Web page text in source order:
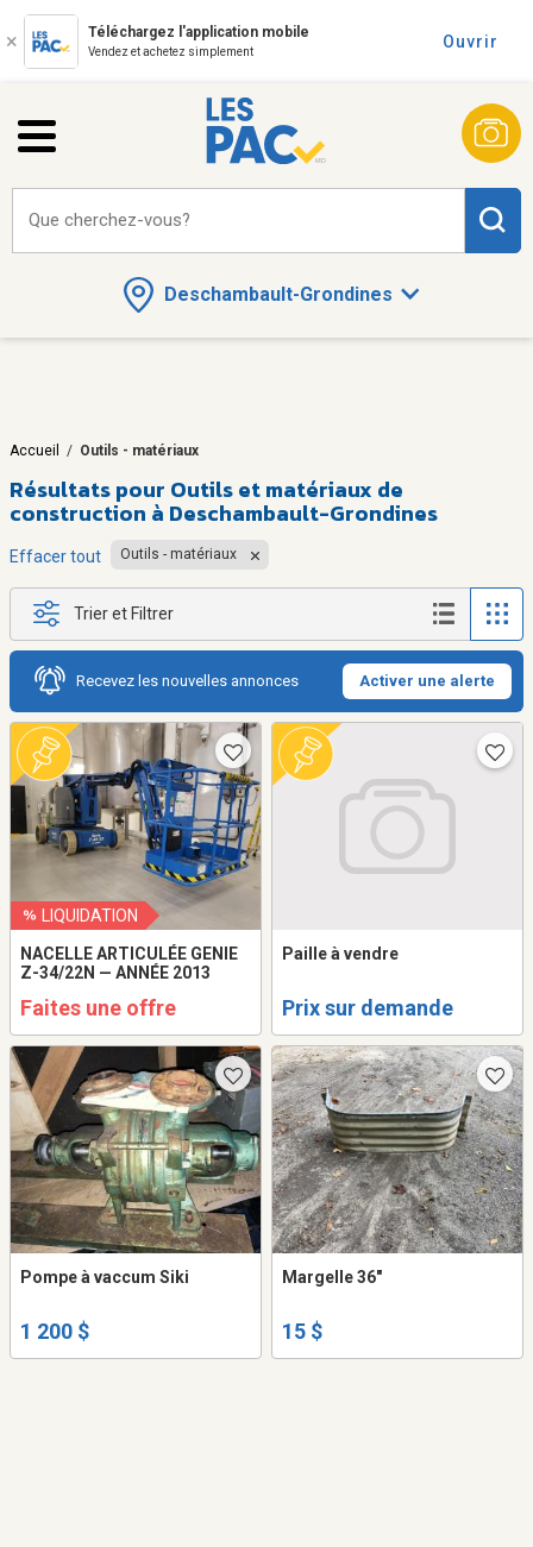
Téléchargez l'application mobile
Vendez et achetez simplement
Ouvrir
Deschambault-Grondines
Que cherchez-vous?
Accueil / Outils - matériaux
Résultats pour Outils et matériaux de
construction à Deschambault-Grondines
Effacer tout Outils - matériaux
Trier et Filtrer
Recevez les nouvelles annonces Activer une alerte
LIQUIDATION
NACELLE ARTICULÉE GENIE
Z-34/22N — ANNÉE 2013
Faites une offre
Paille à vendre
Prix sur demande
Pompe à vaccum Siki
1 200 $
Margelle 36"
15 $